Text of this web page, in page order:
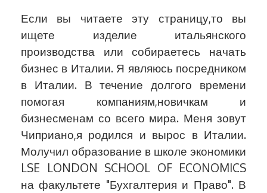
Если вы читаете эту страницу,то вы
ищете изделие итальянского
производства или собираетесь начать
бизнес в Италии. Я являюсь посредником
в Италии. В течение долгого времени
помогая компаниям,новичкам и
бизнесменам со всего мира. Меня зовут
Чиприано,я родился и вырос в Италии.
Молучил образование в школе экономики
LSE LONDON SCHOOL OF ECONOMICS
на факультете "Бухгалтерия и Право". В